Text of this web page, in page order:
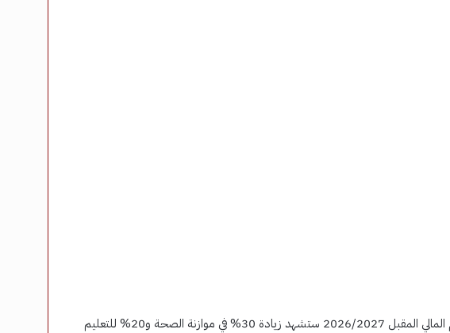
أكد أحمد كجوك وزير المالية، أن موازنة العام المالي المقبل 2026/2027 ستشهد زيادة 30% في موازنة الصحة و20% للتعليم